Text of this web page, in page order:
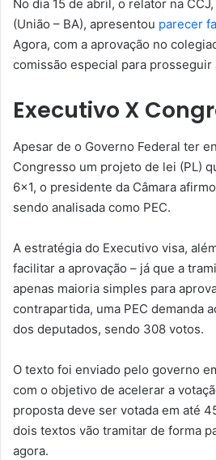
No dia 15 de abril, o relator na
(União – BA), apresentou parecer
Agora, com a aprovação no
comissão especial para prosseguir
Executivo X
Apesar de o Governo Federal ter
Congresso um projeto de lei (PL)
6×1, o presidente da Câmara
sendo analisada como PEC.
A estratégia do Executivo visa,
facilitar a aprovação – já que a
apenas maioria simples para
contrapartida, uma PEC demanda
dos deputados, sendo 308 votos.
O texto foi enviado pelo governo
com o objetivo de acelerar a
proposta deve ser votada em até
dois textos vão tramitar de forma
agora.